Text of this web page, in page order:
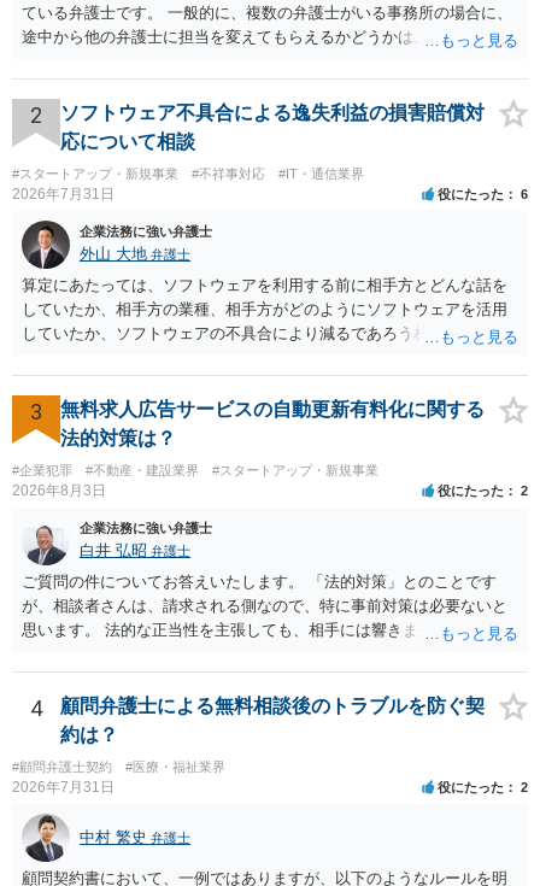
ている弁護士です。 一般的に、複数の弁護士がいる事務所の場合に、
途中から他の弁護士に担当を変えてもらえるかどうかは、当該事務所
が不満を抱いている弁護士を担当にすることは望ましくないため、別
の弁護士に変更するのが通常でしょう。それでも、担当弁護士を変え
てくれない場合は、他の弁護士の担当案件が一般で担当を変えられな
いなどの事情があるかと思います。 担当弁護士が変わらず、仕事内容
も改善されない場合には、決済権限を持つ上司に相談し、顧問契約自
体を見直すのが一番かと思います。
2
ソフトウェア不具合による逸失利益の損害賠償対
応について相談
#スタートアップ・新規事業 #不祥事対応 #IT・通信業界
2026年7月31日 役にたった 6
企業法務に強い弁護士
外山 大地 弁護士
算定にあたっては、ソフトウェアを利用する前に相手方とどんな話を
していたか、相手方の業種、相手方がどのようにソフトウェアを活用
していたか、ソフトウェアの不具合により減るであろう相手方の将来
ます。 すでに王先生からも回答されている通り、最寄りの弁護士に相
談されることをお勧めします。
3
無料求人広告サービスの自動更新有料化に関する
法的対策は？
#企業犯罪 #不動産・建設業界 #スタートアップ・新規事業
2026年8月3日 役にたった 2
企業法務に強い弁護士
白井 弘昭 弁護士
ご質問の件についてお答えいたします。 「法的対策」とのことです
が、相談者さんは、請求される側なので、特に事前対策は必要ないと
思います。 法的な正当性を主張しても、相手には響きません。そもそ
的手段として裁判（おそらく少額訴訟）をするかどうかの問題ですの
で、訴訟を提起してきたら粛々と対応することになります。 少額訴訟
は、１人（１社）年間１０回までしかできないので、こちらが毅然と
支払いを拒否すれば、少額訴訟を提起する可能性は、低いものと思わ
れます。 ただ、裁判を東京などの遠隔地で起こされますと、対応する
だけで費用がかかりますので、難しいところです。 当事者での対応で
すと、押し負けて支払うかもと考えますので、弁護士に依頼するなど
して対応をすれば、より裁判をしてくる可能性は減りますが、当然費
用がかかります。 毅然と拒否して後は裁判するならしてくださいの対
4
顧問弁護士による無料相談後のトラブルを防ぐ契
約は？
#顧問弁護士契約 #医療・福祉業界
2026年7月31日 役にたった 2
中村 繁史 弁護士
顧問契約書において、一例ではありますが、以下のようなルールを明